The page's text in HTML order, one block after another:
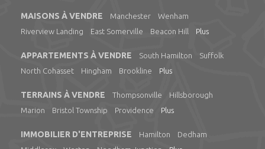
MAISONS À VENDRE Manchester
Wenham
Riverview Landing
East Somerville Beacon Hill Plus
APPARTEMENTS À VENDRE South Hamilton
Suffolk
North Cohasset
Hingham Brookline Plus
TERRAINS À VENDRE Thompsonville
Hillsborough
Marion
Bristol Township Providence Plus
IMMOBILIER D'ENTREPRISE Hamilton
Dedham